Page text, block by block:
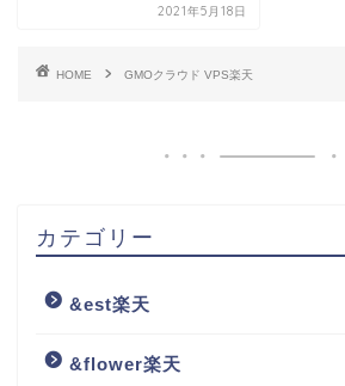
2021年5月18日
HOME GMOクラウド VPS楽天
カテゴリー
&est楽天
&flower楽天